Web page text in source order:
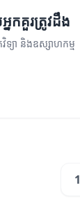
នកគួរត្រូវដឹង
វិទ្យា និងឧស្សាហកម្ម
1